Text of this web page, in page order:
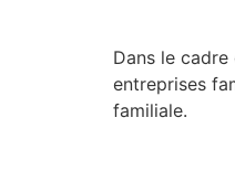
Dans le
entreprises
familiale.